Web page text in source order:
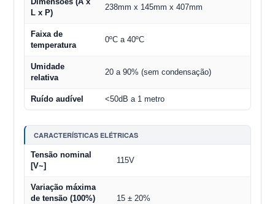
L x P)
238mm x 145mm x 407mm
Faixa de
temperatura
0ºC a 40ºC
Umidade
relativa
20 a 90% (sem condensação)
Ruído audível <50dB a 1 metro
CARACTERÍSTICAS ELÉTRICAS
Tensão nominal
[V~]
115V
Variação máxima
de tensão (100%)
15 ± 20%